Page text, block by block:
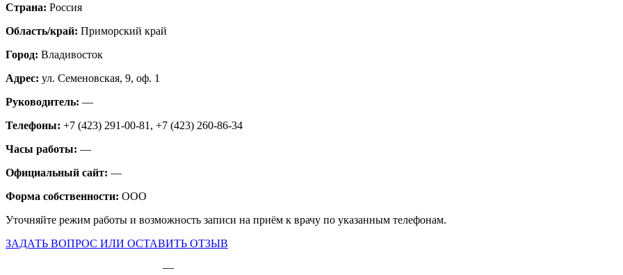
Страна: Россия
Область/край: Приморский край
Город: Владивосток
Адрес: ул. Семеновская, 9, оф. 1
Руководитель: —
Телефоны: +7 (423) 291-00-81, +7 (423) 260-86-34
Часы работы: —
Официальный сайт: —
Форма собственности: ООО
Уточняйте режим работы и возможность записи на приём к врачу по указанным телефонам.
ЗАДАТЬ ВОПРОС ИЛИ ОСТАВИТЬ ОТЗЫВ
—